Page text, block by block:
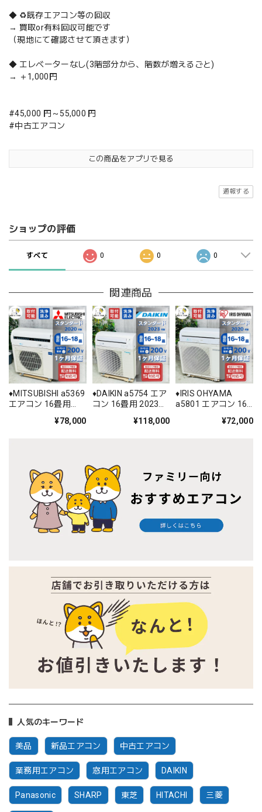
人気のキーワード
美品 新品エアコン 中古エアコン
業務用エアコン 窓用エアコン DAIKIN
Panasonic SHARP 東芝 HITACHI 三菱
◆ ♻️既存エアコン等の回収
→ 買取or有料回収可能です
（現地にて確認させて頂きます）
◆ エレベーターなし(3階部分から、階数が増えるごと)
→ ＋1,000円
#45,000 円～55,000 円
#中古エアコン
この商品をアプリで見る
通報する
ショップの評価
すべて 0 0 0
関連商品
♦️MITSUBISHI a5369
エアコン 16畳用
¥78,000
♦️DAIKIN a5754 エア
コン 16畳用 2023年
¥118,000
♦️IRIS OHYAMA
a5801 エアコン 16
¥72,000